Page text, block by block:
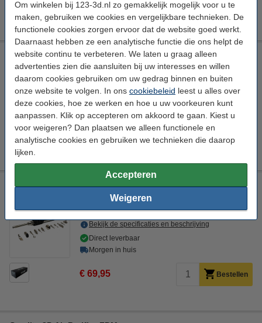
Om winkelen bij 123-3d.nl zo gemakkelijk mogelijk voor u te
maken, gebruiken we cookies en vergelijkbare technieken. De
functionele cookies zorgen ervoor dat de website goed werkt.
Daarnaast hebben ze een analytische functie die ons helpt de
website continu te verbeteren. We laten u graag alleen
advertenties zien die aansluiten bij uw interesses en willen
daarom cookies gebruiken om uw gedrag binnen en buiten
onze website te volgen. In ons cookiebeleid leest u alles over
deze cookies, hoe ze werken en hoe u uw voorkeuren kunt
aanpassen. Klik op accepteren om akkoord te gaan. Kiest u
voor weigeren? Dan plaatsen we alleen functionele en
analytische cookies en gebruiken we technieken die daarop
lijken.
Accepteren
Weigeren
€ 34,95 Bestellen
123inkt luchtdrukreiniger (400 ml)
301186
Bekijk de specificaties en beschrijving
Direct leverbaar
Morgen in huis
€ 5,95 Bestellen
Modifi3D Pro 2 reparatie-/modificatietool
24 V + 480 °C
Bekijk de specificaties en beschrijving
Direct leverbaar
Morgen in huis
€ 69,95 Bestellen